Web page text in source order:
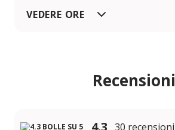
VEDERE ORE
Recensioni
4.3 30 recensioni